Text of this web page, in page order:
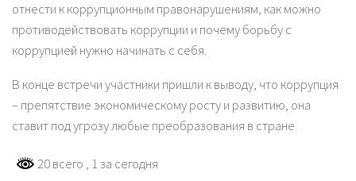
отнести к коррупционным правонарушениям, как можно
противодействовать коррупции и почему борьбу с
коррупцией нужно начинать с себя.
В конце встречи участники пришли к выводу, что коррупция
– препятствие экономическому росту и развитию, она
ставит под угрозу любые преобразования в стране.
20 всего , 1 за сегодня